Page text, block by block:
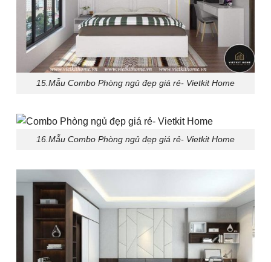
15.Mẫu Combo Phòng ngủ đẹp giá rẻ- Vietkit Home
16.Mẫu Combo Phòng ngủ đẹp giá rẻ- Vietkit Home